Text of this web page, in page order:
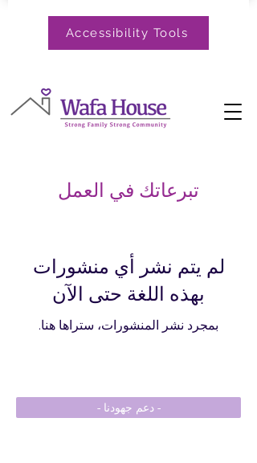
Accessibility Tools
تبرعاتك في العمل
لم يتم نشر أي منشورات
بهذه اللغة حتى الآن
بمجرد نشر المنشورات، ستراها هنا.
- دعم جهودنا -